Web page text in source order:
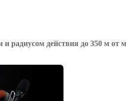
радиусом действия до 350 м от